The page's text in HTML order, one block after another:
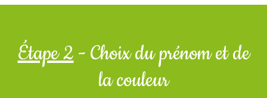
Étape 2- Choix du prénom et de
la couleur